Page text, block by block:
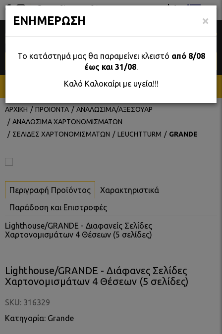
0
ΜΕΝΟΥ
ΑΡΧΙΚΗ ΠΡΟΙΟΝΤΑ
ΑΝΑΛΩΣΙΜΑ/ΑΞΕΣΟΥΑΡ
ΑΝΑΛΩΣΙΜΑ ΧΑΡΤΟΝΟΜΙΣΜΑΤΩΝ
ΣΕΛΙΔΕΣ ΧΑΡΤΟΝΟΜΙΣΜΑΤΩΝ
LEUCHTTURM GRANDE
Περιγραφή Προϊόντος
Χαρακτηριστικά
Παράδοση και Επιστροφές
Lighthouse/GRANDE - Διαφανείς Σελίδες
Χαρτονομισμάτων 4 Θέσεων (5 σελίδες)
Lighthouse/GRANDE - Διάφανες Σελίδες
Χαρτονομισμάτων 4 Θέσεων (5 σελίδες)
SKU: 316329
Κατηγορία: Grande
ΕΝΗΜΕΡΩΣΗ ×
Το κατάστημά μας θα παραμείνει κλειστό από 8/08
έως και 31/08
Καλό Καλοκαίρι με υγεία!!!